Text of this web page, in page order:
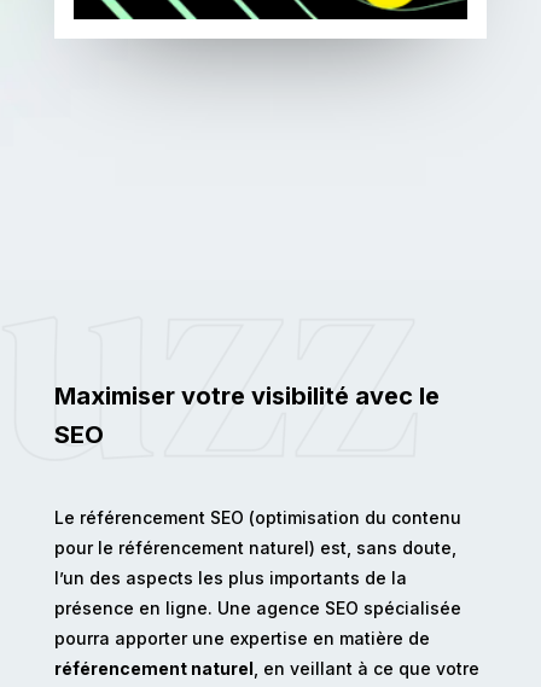
Maximiser votre visibilité avec le
SEO
Le référencement SEO (optimisation du contenu
pour le référencement naturel) est, sans doute,
l’un des aspects les plus importants de la
présence en ligne. Une agence SEO spécialisée
pourra apporter une expertise en matière de
référencement naturel , en veillant à ce que votre